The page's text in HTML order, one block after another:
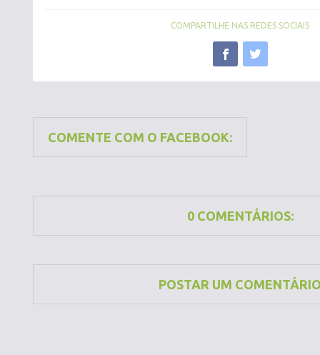
COMPARTILHE NAS REDES SOCIAIS
COMENTE COM O FACEBOOK:
0 COMENTÁRIOS:
POSTAR UM